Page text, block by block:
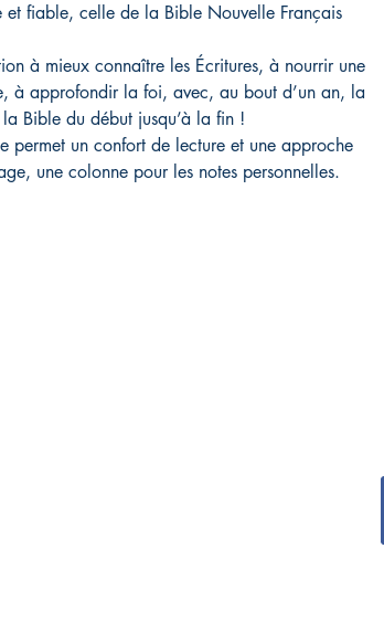
et fiable, celle de la Bible Nouvelle Français
à mieux connaître les Écritures, à nourrir une
à approfondir la foi, avec, au bout d’un an, la
Bible du début jusqu’à la fin !
permet un confort de lecture et une approche
une colonne pour les notes personnelles.